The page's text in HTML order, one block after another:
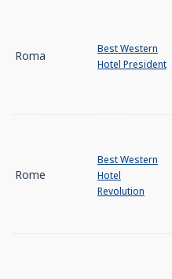
Roma
Best Western
Hotel President
Rome
Best Western
Hotel
Revolution